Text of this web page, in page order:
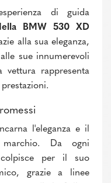
di guida
BMW 530 XD
alla sua eleganza,
sue innumerevoli
vettura rappresenta
l'eleganza e il
Da ogni
colpisce per il suo
grazie a linee